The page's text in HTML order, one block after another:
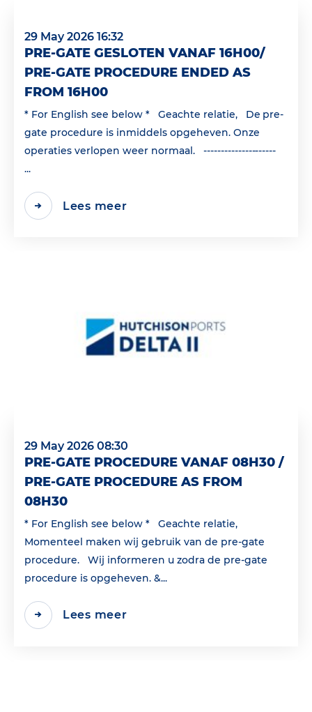
29 May 2026 16:32
PRE-GATE GESLOTEN VANAF 16H00/
PRE-GATE PROCEDURE ENDED AS
FROM 16H00
* For English see below * Geachte relatie, De pre-
gate procedure is inmiddels opgeheven. Onze
operaties verlopen weer normaal. ---------------------
...
Lees meer
29 May 2026 08:30
PRE-GATE PROCEDURE VANAF 08H30 /
PRE-GATE PROCEDURE AS FROM
08H30
* For English see below * Geachte relatie,
Momenteel maken wij gebruik van de pre-gate
procedure. Wij informeren u zodra de pre-gate
procedure is opgeheven. &...
Lees meer